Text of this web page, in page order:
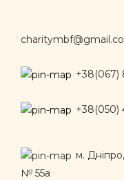
+38(067)
+38(050)
м.
№ 55а